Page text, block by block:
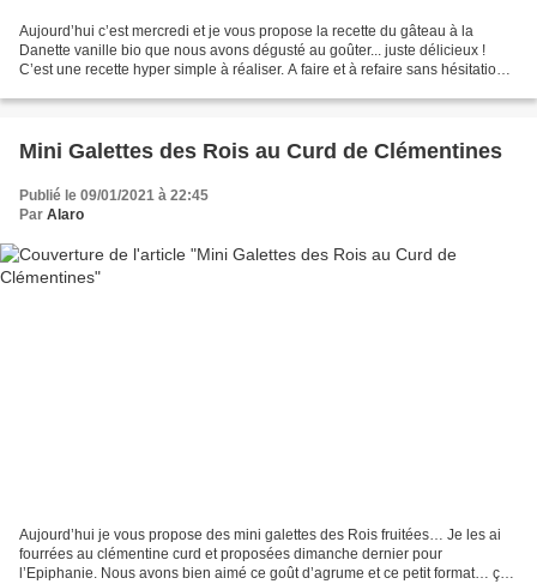
Aujourd’hui c’est mercredi et je vous propose la recette du gâteau à la
Danette vanille bio que nous avons dégusté au goûter... juste délicieux !
C’est une recette hyper simple à réaliser. A faire et à refaire sans hésitation
Mini Galettes des Rois au Curd de Clémentines
Publié le 09/01/2021 à 22:45
Par Alaro
Aujourd’hui je vous propose des mini galettes des Rois fruitées… Je les ai
fourrées au clémentine curd et proposées dimanche dernier pour
l’Epiphanie. Nous avons bien aimé ce goût d’agrume et ce petit format… ça